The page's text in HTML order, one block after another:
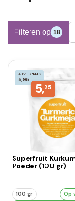
Filteren op 18
ADVIESPRIJS
5,95
5,25
Superfruit
Poeder (100 gr)
100 gr Op